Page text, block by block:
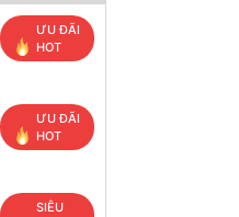
ƯU ĐÃI
HOT
ƯU ĐÃI
HOT
SIÊU